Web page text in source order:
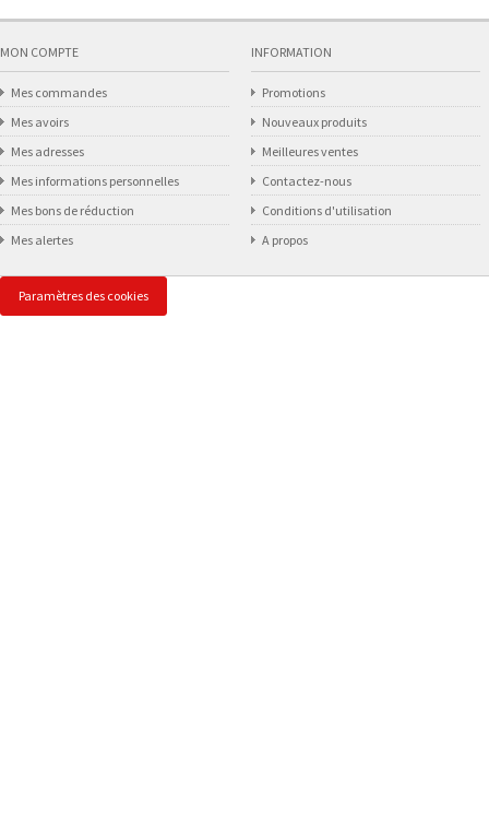
MON COMPTE
Mes commandes
Mes avoirs
Mes adresses
Mes informations personnelles
Mes bons de réduction
Mes alertes
INFORMATION
Promotions
Nouveaux produits
Meilleures ventes
Contactez-nous
Conditions d'utilisation
A propos
Paramètres des cookies